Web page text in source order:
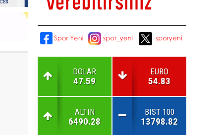
DOLAR
47.59
EURO
54.83
ALTIN
6490.28
BIST 100
13798.82